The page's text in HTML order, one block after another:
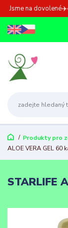
Jsme na
Produkty pro
ALOE VERA GEL 60
STARLIFE